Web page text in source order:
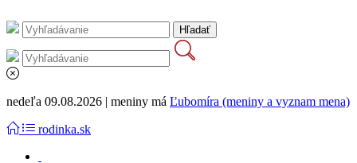
nedeľa 09.08.2026 | meniny má Ľubomíra (meniny a vyznam mena)
rodinka.sk